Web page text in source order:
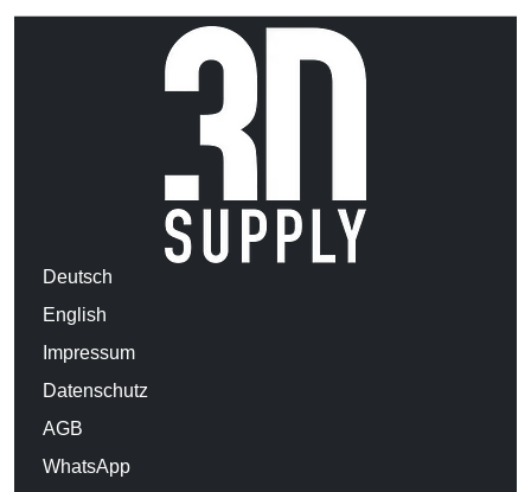
Deutsch
English
Impressum
Datenschutz
AGB
WhatsApp